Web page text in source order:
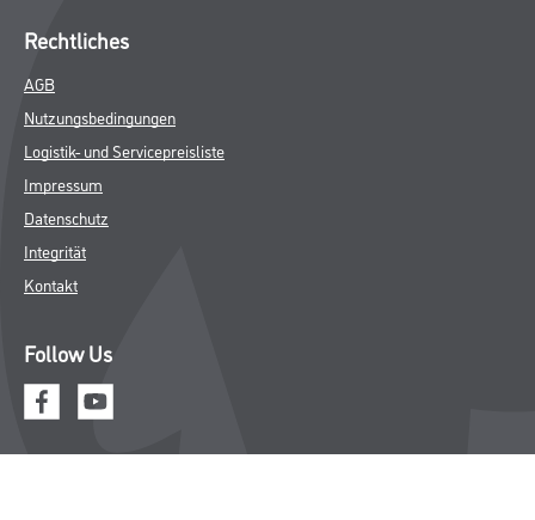
Rechtliches
AGB
Nutzungsbedingungen
Logistik- und Servicepreisliste
Impressum
Datenschutz
Integrität
Kontakt
Follow Us